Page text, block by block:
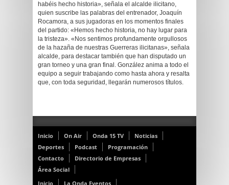
habéis hecho historia», señala el alcalde ilicitano,
quien suscribe las palabras del entrenador, Joaquín
Rocamora, a sus jugadoras en los momentos finales
del partido: «Hemos hecho historia, no hay lugar para
la tristeza». «Nos sentimos profundamente orgullosos
de la hazaña de nuestras Guerreras ilicitanas», señala
alcalde, para destacar también que han disputado un
gran torneo y una gran final. González anima a todo el
equipo a seguir trabajando como hasta ahora y resalta
que, con toda seguridad, llegarán numerosos títulos.
Inicio On Air Onda 15 TV
Noticias
Deportes
Podcast
Programación
Contacto
Directorio de Empresas
Área Social
Inicio
La Onda Eventos